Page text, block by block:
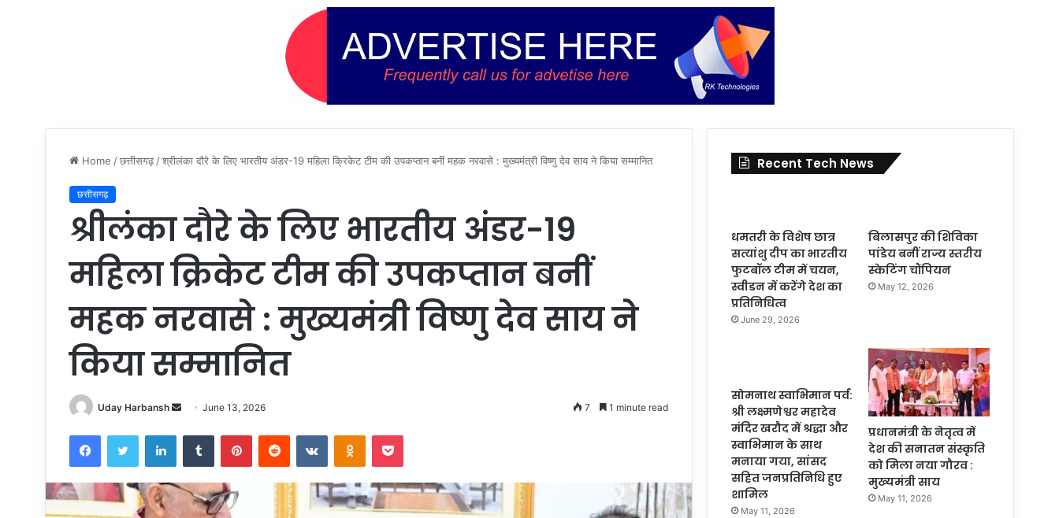
Home /छत्तीसगढ़ /श्रीलंका दौरे के लिए भारतीय अंडर-19 महिला क्रिकेट टीम की उपकप्तान बनीं महक नरवासे : मुख्यमंत्री विष्णु देव साय ने किया सम्मानित
छत्तीसगढ़
श्रीलंका दौरे के लिए भारतीय अंडर-19
महिला क्रिकेट टीम की उपकप्तान बनीं
महक नरवासे : मुख्यमंत्री विष्णु देव साय ने
किया सम्मानित
Uday Harbansh
Send
email
June 13, 2026 7 1 minute read
FacebookTwitter LinkedInTumblr PinterestReddit VKontakteOdnoklassniki
Pocket
Recent Tech News
धमतरी के विशेष छात्र
सत्यांशु दीप का भारतीय
फुटबॉल टीम में चयन,
स्वीडन में करेंगे देश का
प्रतिनिधित्व
June 29, 2026
बिलासपुर की शिविका
पांडेय बनीं राज्य स्तरीय
स्केटिंग चौंपियन
May 12, 2026
सोमनाथ स्वाभिमान पर्व:
श्री लक्ष्मणेश्वर महादेव
मंदिर खरौद में श्रद्धा और
स्वाभिमान के साथ
मनाया गया, सांसद
सहित जनप्रतिनिधि हुए
शामिल
May 11, 2026
प्रधानमंत्री के नेतृत्व में
देश की सनातन संस्कृति
को मिला नया गौरव :
मुख्यमंत्री साय
May 11, 2026